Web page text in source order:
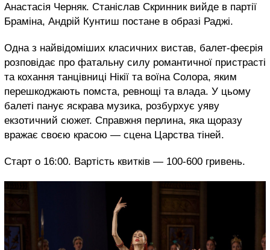
Анастасія Черняк. Станіслав Скринник вийде в партії
Браміна, Андрій Кунтиш постане в образі Раджі.
Одна з найвідоміших класичних вистав, балет-феєрія
розповідає про фатальну силу романтичної пристрасті
та кохання танцівниці Нікії та воїна Солора, яким
перешкоджають помста, ревнощі та влада. У цьому
балеті панує яскрава музика, розбурхує уяву
екзотичний сюжет. Справжня перлина, яка щоразу
вражає своєю красою — сцена Царства тіней.
Старт о 16:00. Вартість квитків — 100-600 гривень.